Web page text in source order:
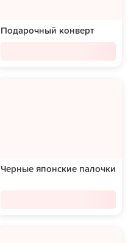
Подарочный конверт
Черные японские палочки